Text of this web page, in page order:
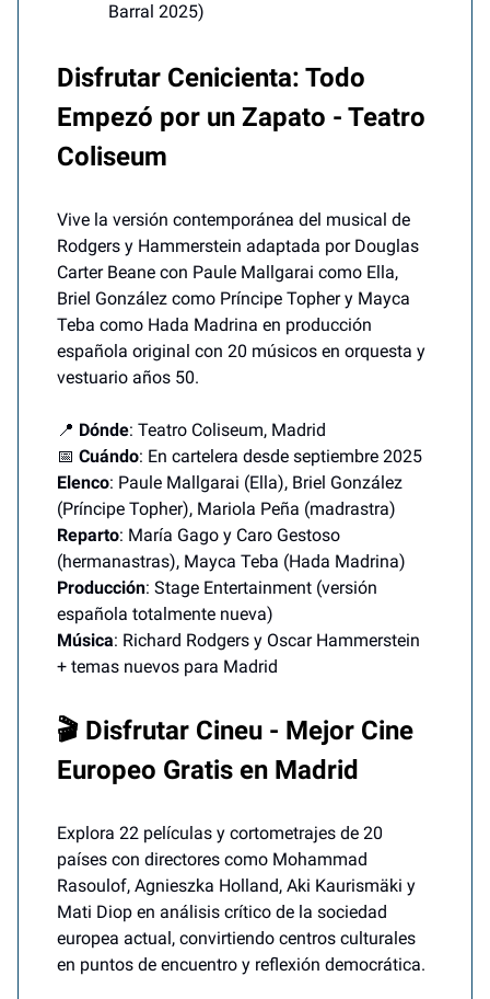
Barral 2025)
Disfrutar Cenicienta: Todo
Empezó por un Zapato - Teatro
Coliseum
Vive la versión contemporánea del musical de
Rodgers y Hammerstein adaptada por Douglas
Carter Beane con Paule Mallgarai como Ella,
Briel González como Príncipe Topher y Mayca
Teba como Hada Madrina en producción
española original con 20 músicos en orquesta y
vestuario años 50.
📍 Dónde: Teatro Coliseum, Madrid
📅 Cuándo: En cartelera desde septiembre 2025
Elenco: Paule Mallgarai (Ella), Briel González
(Príncipe Topher), Mariola Peña (madrastra)
Reparto: María Gago y Caro Gestoso
(hermanastras), Mayca Teba (Hada Madrina)
Producción: Stage Entertainment (versión
española totalmente nueva)
Música: Richard Rodgers y Oscar Hammerstein
+ temas nuevos para Madrid
🎬 Disfrutar Cineu - Mejor Cine
Europeo Gratis en Madrid
Explora 22 películas y cortometrajes de 20
países con directores como Mohammad
Rasoulof, Agnieszka Holland, Aki Kaurismäki y
Mati Diop en análisis crítico de la sociedad
europea actual, convirtiendo centros culturales
en puntos de encuentro y reflexión democrática.